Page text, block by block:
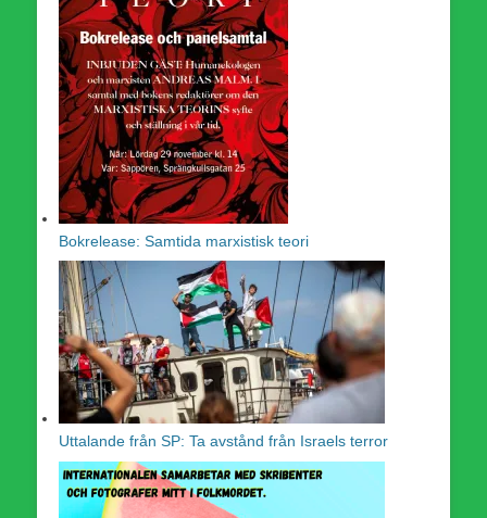
Bokrelease: Samtida marxistisk teori
Uttalande från SP: Ta avstånd från Israels terror